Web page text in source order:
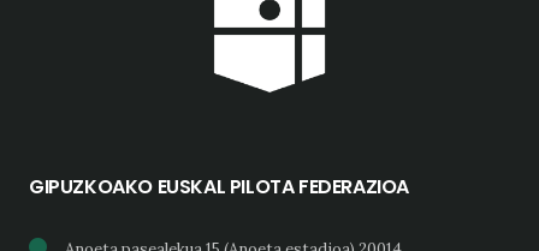
GIPUZKOAKO EUSKAL PILOTA FEDERAZIOA